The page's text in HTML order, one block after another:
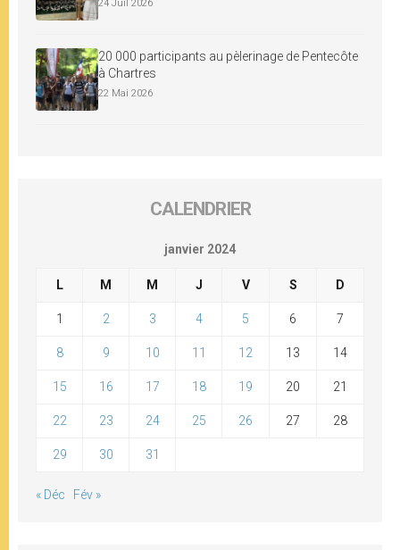
24 Juil 2026
20 000 participants au pèlerinage de Pentecôte
à Chartres
22 Mai 2026
CALENDRIER
janvier 2024
L M M J V S D
1 2 3 4 5 6 7
8 9 10 11 12 13 14
15 16 17 18 19 20 21
22 23 24 25 26 27 28
29 30 31
« Déc Fév »